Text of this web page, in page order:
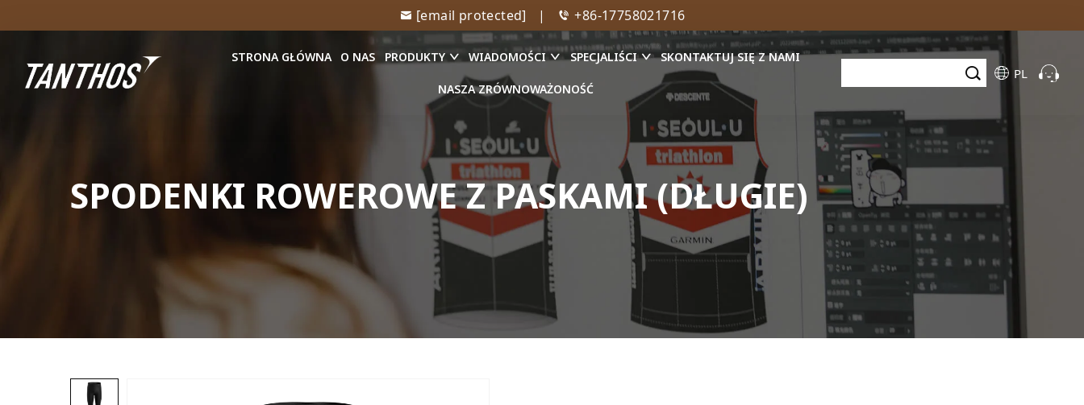
[email protected] | +86-17758021716
STRONA GŁÓWNA O NAS PRODUKTY WIADOMOŚCI SPECJALIŚCI SKONTAKTUJ SIĘ Z NAMI
NASZA ZRÓWNOWAŻONOŚĆ
PL
SPODENKI ROWEROWE Z PASKAMI (DŁUGIE)